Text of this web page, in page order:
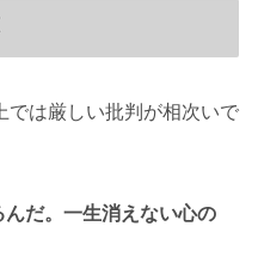
では厳しい批判が相次いで
んだ。一生消えない心の